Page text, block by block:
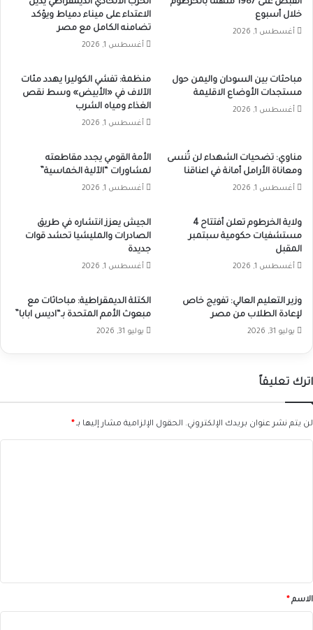
خلال أسبوع
أغسطس 1, 2026
الاعتداء على ميناء دمياط ويؤكد
تضامنه الكامل مع مصر
أغسطس 1, 2026
مباحثات بين السودان واليمن حول
مستجدات الأوضاع الاقليمة
أغسطس 1, 2026
منظمة: تفشي الكوليرا يهدد مئات
الآلاف في «الأبيض» وسط نقص
الغذاء ومياه الشرب
أغسطس 1, 2026
مناوي: تضحيات الشهداء لن تُنسى
ومعاناة الأرامل أمانة في اعناقنا
أغسطس 1, 2026
الأمة القومي يجدد مقاطعته
لمشاورات “الآلية الخماسية”
أغسطس 1, 2026
ولاية الخرطوم تعلن أفتتاح 4
مستشفيات حكومية سبتمبر
المقبل
أغسطس 1, 2026
الجيش يعزز انتشاره في طريق
الصادرات والمليشيا تحشد قوات
جديدة
أغسطس 1, 2026
وزير التعليم العالي: تفويج خاص
لإعادة الطلاب من مصر
يوليو 31, 2026
الكتلة الديمقراطية: مباحاثات مع
مبعوث الأمم المتحدة بـ“اديس ابابا”
يوليو 31, 2026
اترك تعليقاً
لن يتم نشر عنوان بريدك الإلكتروني. الحقول الإلزامية مشار إليها بـ*
*الاسم*